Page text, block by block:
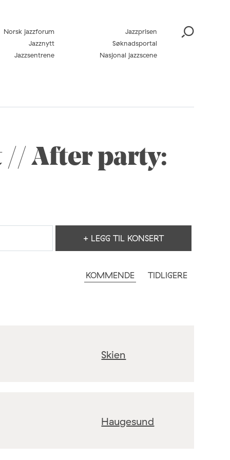
Norsk jazzforum
Jazzprisen
Jazznytt
Søknadsportal
Jazzsentrene
Nasjonal jazzscene
// After party:
+ LEGG TIL KONSERT
KOMMENDE TIDLIGERE
Skien
Haugesund